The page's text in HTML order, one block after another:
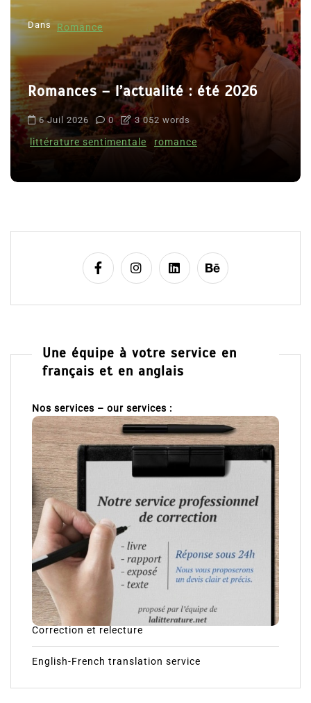
Dans Romance
Romances – l’actualité : été 2026
6 Juil 2026 0 3 052 words
littérature sentimentale romance
Une équipe à votre service en
français et en anglais
Nos services – our services :
Correction et relecture
English-French translation service